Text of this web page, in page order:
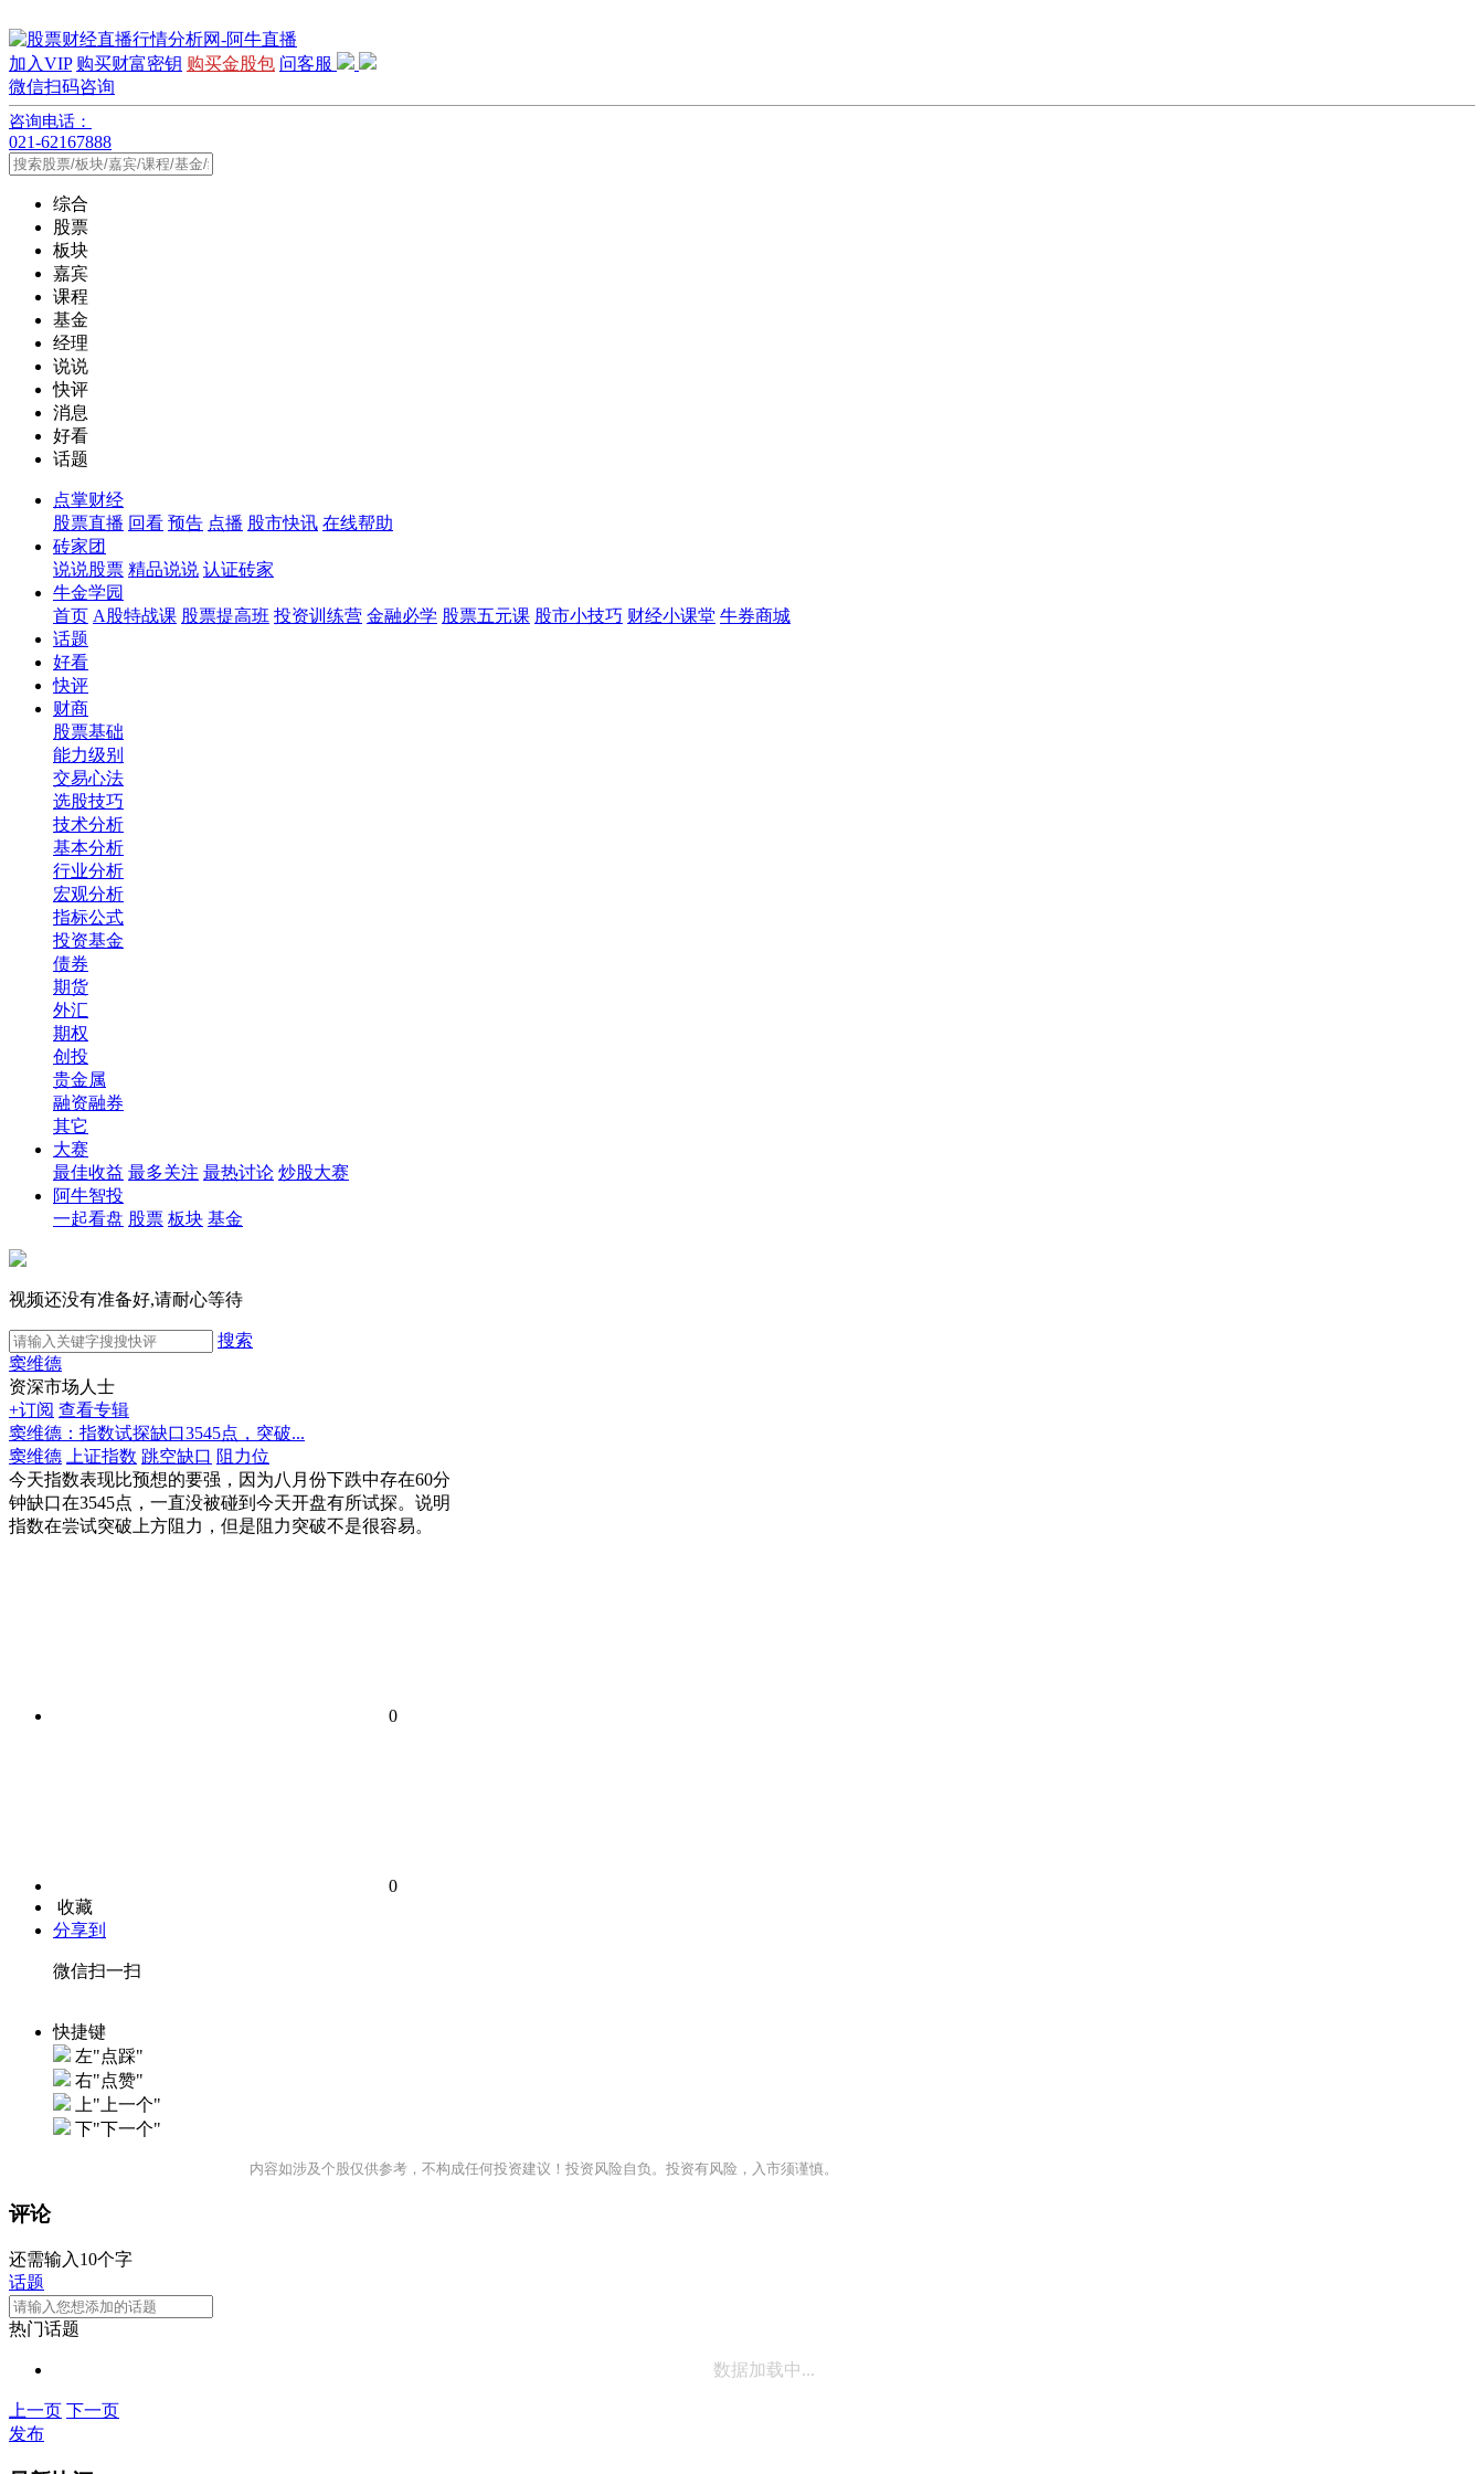
加入VIP 购买财富密钥 购买金股包 问客服
微信扫码咨询
咨询电话：
021-62167888
综合
股票
板块
嘉宾
课程
基金
经理
说说
快评
消息
好看
话题
点掌财经
股票直播 回看 预告 点播 股市快讯 在线帮助
砖家团
说说股票 精品说说 认证砖家
牛金学园
首页 A股特战课 股票提高班 投资训练营 金融必学 股票五元课 股市小技巧 财经小课堂 牛券商城
话题
好看
快评
财商
股票基础
能力级别
交易心法
选股技巧
技术分析
基本分析
行业分析
宏观分析
指标公式
投资基金
债券
期货
外汇
期权
创投
贵金属
融资融券
其它
大赛
最佳收益 最多关注 最热讨论 炒股大赛
阿牛智投
一起看盘 股票 板块 基金
视频还没有准备好,请耐心等待
搜索
窦维德
资深市场人士
+订阅 查看专辑
窦维德：指数试探缺口3545点，突破...
窦维德
上证指数 跳空缺口 阻力位
今天指数表现比预想的要强，因为八月份下跌中存在60分
钟缺口在3545点，一直没被碰到今天开盘有所试探。说明
指数在尝试突破上方阻力，但是阻力突破不是很容易。
0
0
收藏
分享到
微信扫一扫
快捷键
左"点踩"
右"点赞"
上"上一个"
下"下一个"
内容如涉及个股仅供参考，不构成任何投资建议！投资风险自负。投资有风险，入市须谨慎。
评论
还需输入10个字
话题
热门话题
数据加载中...
上一页 下一页
发布